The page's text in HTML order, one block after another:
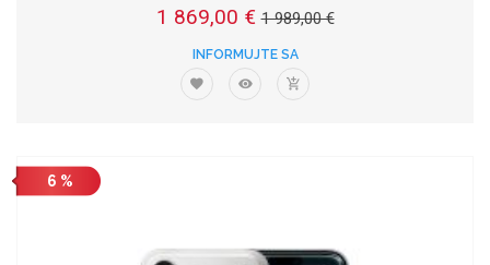
1 869,00 € 1 989,00 €
INFORMUJTE SA
6 %